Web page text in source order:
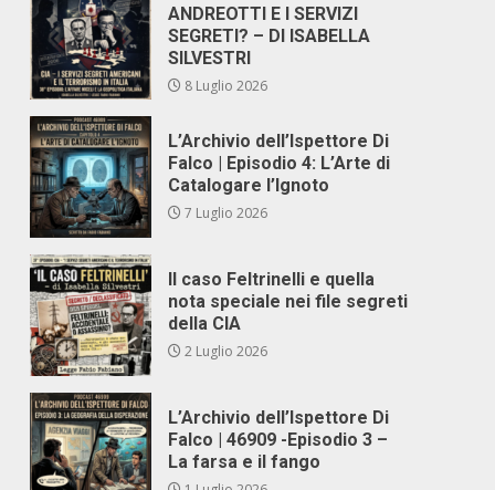
ANDREOTTI E I SERVIZI
SEGRETI? – DI ISABELLA
SILVESTRI
8 Luglio 2026
L’Archivio dell’Ispettore Di
Falco | Episodio 4: L’Arte di
Catalogare l’Ignoto
7 Luglio 2026
Il caso Feltrinelli e quella
nota speciale nei file segreti
della CIA
2 Luglio 2026
L’Archivio dell’Ispettore Di
Falco | 46909 -Episodio 3 –
La farsa e il fango